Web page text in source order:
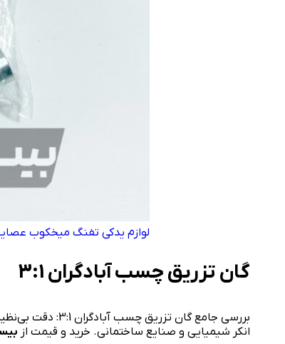
لوازم یدکی تفنگ میخکوب
گان تزریق چسب آبادگران 3:1
بررسی جامع گان
انکر شیمیایی و صنایع ساختمانی. خرید و قیمت از